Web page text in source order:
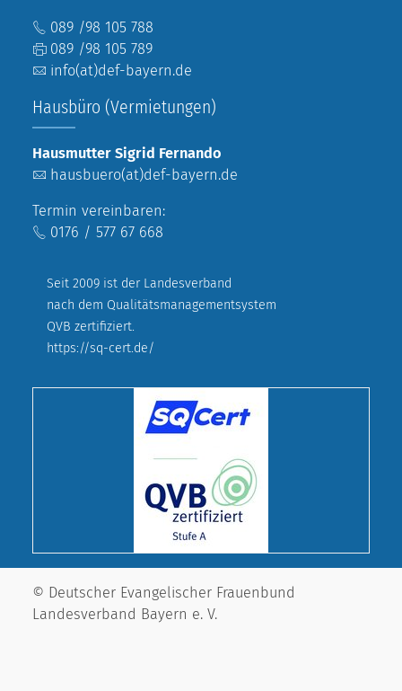
089 /98 105 788
089 /98 105 789
info(at)def-bayern.de
Hausbüro (Vermietungen)
Hausmutter Sigrid Fernando
hausbuero(at)def-bayern.de
Termin vereinbaren:
0176 / 577 67 668
Seit 2009 ist der Landesverband
nach dem Qualitätsmanagementsystem
QVB zertifiziert.
https://sq-cert.de/
© Deutscher Evangelischer Frauenbund
Landesverband Bayern e. V.